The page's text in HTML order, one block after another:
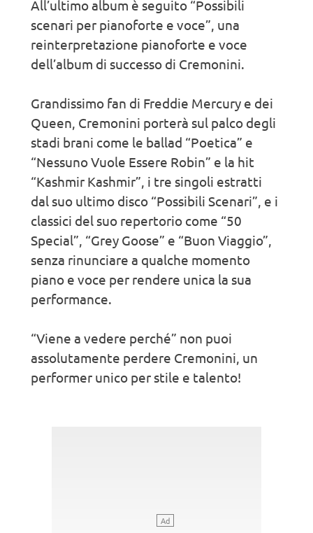
All’ultimo album è seguito “Possibili
scenari per pianoforte e voce”, una
reinterpretazione pianoforte e voce
dell’album di successo di Cremonini.
Grandissimo fan di Freddie Mercury e dei
Queen, Cremonini porterà sul palco degli
stadi brani come le ballad “Poetica” e
“Nessuno Vuole Essere Robin” e la hit
“Kashmir Kashmir”, i tre singoli estratti
dal suo ultimo disco “Possibili Scenari”, e i
classici del suo repertorio come “50
Special”, “Grey Goose” e “Buon Viaggio”,
senza rinunciare a qualche momento
piano e voce per rendere unica la sua
performance.
“Viene a vedere perché” non puoi
assolutamente perdere Cremonini, un
performer unico per stile e talento!